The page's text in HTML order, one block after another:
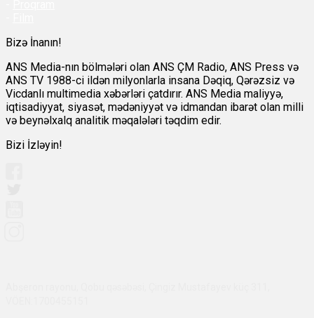
Bizə İnanın!
ANS Media-nın bölmələri olan ANS ÇM Radio, ANS Press və
ANS TV 1988-ci ildən milyonlarla insana Dəqiq, Qərəzsiz və
Vicdanlı multimedia xəbərləri çatdırır. ANS Media maliyyə,
iqtisadiyyat, siyasət, mədəniyyət və idmandan ibarət olan milli
və beynəlxalq analitik məqalələri təqdim edir.
Bizi İzləyin!